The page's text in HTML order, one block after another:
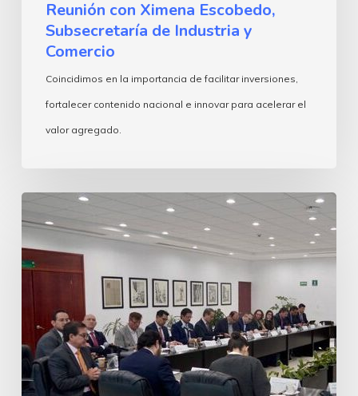
Reunión con Ximena Escobedo,
Subsecretaría de Industria y
Comercio
Coincidimos en la importancia de facilitar inversiones,
fortalecer contenido nacional e innovar para acelerar el
valor agregado.
Encuentro
con
Marath
Bolaños,
Secretario
del
Trabajo